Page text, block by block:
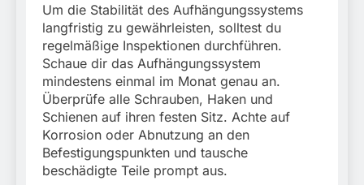
Um die Stabilität des Aufhängungssystems
langfristig zu gewährleisten, solltest du
regelmäßige Inspektionen durchführen.
Schaue dir das Aufhängungssystem
mindestens einmal im Monat genau an.
Überprüfe alle Schrauben, Haken und
Schienen auf ihren festen Sitz. Achte auf
Korrosion oder Abnutzung an den
Befestigungspunkten und tausche
beschädigte Teile prompt aus.